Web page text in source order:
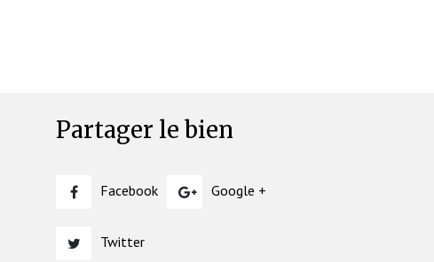
Partager le bien
Facebook Google +
Twitter